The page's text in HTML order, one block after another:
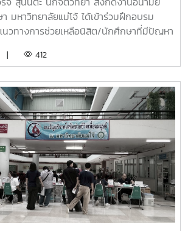
หาวิทยาลัยแม่โจ้ ได้เข้าร่วมฝึกอบรม
นวทางการช่วยเหลือนิสิต/นักศึกษาที่มีปัญหา
ณ ห้องบรรยาย ชั้น 1 กองพัฒนานิสิต
ข่าย ทปอ. และเครือข่ายสมาคมอุดมศึกษา
ทย (สสอท.) การอบรมครั้งนี้มุ่งเน้นการ
ะทักษะที่จำเป็นในการดูแลนิสิตนักศึกษา
มรู้พื้นฐานด้านสุขภาพจิต: เรียนรู้แนวโน้ม
งต่าง ๆ การคัดกรองและประเมินสุขภาพจิต
มือมาตรฐาน เช่น DASS-21, PHQ-9 และ
ำปรึกษาเบื้องต้น: อาทิ การฟังอย่างตั้งรับ
ความเข้าใจใส่ใจ (Empathy) และการ
จ (Psychological First Aid: PFA)
รียนรู้ระบบการดูแลและการส่งต่อกรณี
| 412